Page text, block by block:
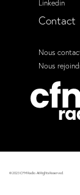
Linkedin
Contact
Nous
Nous
© 2023 CFM Radio. All Rights Reserved.